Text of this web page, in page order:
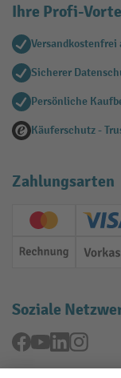
Ihre Profi-
Versandkostenfrei
Sicherer
Persönliche
Käuferschutz -
Zahlungsarten
Creditcard
Rechnung
Soziale
Facebook
YouTubeLinkedIn